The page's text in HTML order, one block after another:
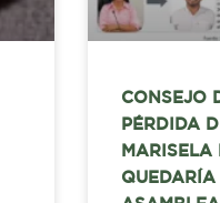
CONSEJO
PÉRDIDA
MARISELA